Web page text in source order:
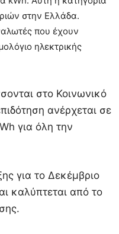
στην Ελλάδα.
που έχουν
ηλεκτρικής
στο Κοινωνικό
ανέρχεται σε
για όλη την
για το Δεκέμβριο
καλύπτεται από το